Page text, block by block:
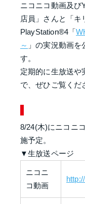
ニコニコ動画及び
店員」さんと「キ
PlayStation®4「
～ 」の実況動画
す。
定期的に生放送や
で、ぜひご覧くだ
8/24(木)にニコニ
施予定。
▼生放送ページ
ニコニ
コ動画